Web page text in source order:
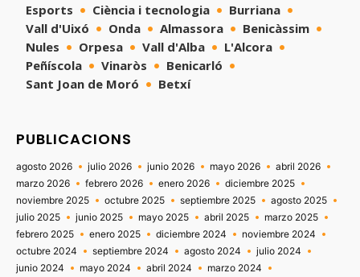
Esports
Ciència i tecnologia
Burriana
Vall d'Uixó
Onda Almassora
Benicàssim
Nules
Orpesa Vall d'Alba
L'Alcora
Peñíscola
Vinaròs
Benicarló
Sant Joan de Moró
Betxí
PUBLICACIONS
agosto 2026 julio 2026 junio 2026 mayo 2026
abril 2026
marzo 2026
febrero 2026 enero 2026
diciembre 2025
noviembre 2025
octubre 2025 septiembre 2025
agosto 2025
julio 2025
junio 2025 mayo 2025 abril 2025
marzo 2025
febrero 2025
enero 2025 diciembre 2024
noviembre 2024
octubre 2024
septiembre 2024 agosto 2024
julio 2024
junio 2024
mayo 2024 abril 2024
marzo 2024